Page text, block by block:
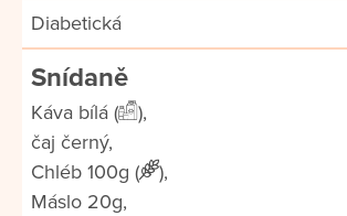
Diabetická
Snídaně
Káva bílá (
),
čaj černý,
Chléb 100g (
),
Máslo 20g,